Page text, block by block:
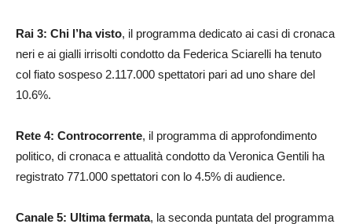
Rai 3: Chi l’ha visto, il programma dedicato ai casi di cronaca
neri e ai gialli irrisolti condotto da Federica Sciarelli ha tenuto
col fiato sospeso 2.117.000 spettatori pari ad uno share del
10.6%.
Rete 4: Controcorrente, il programma di approfondimento
politico, di cronaca e attualità condotto da Veronica Gentili ha
registrato 771.000 spettatori con lo 4.5% di audience.
Canale 5: Ultima fermata, la seconda puntata del programma